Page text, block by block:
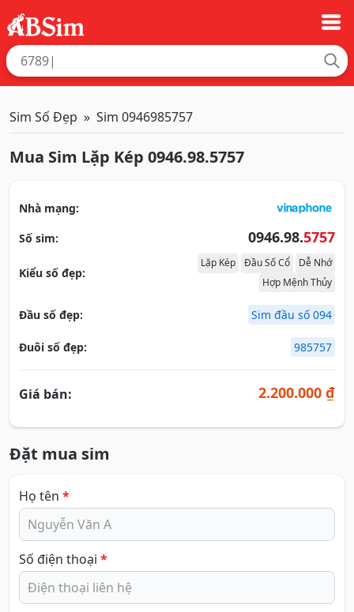
Sim Số Đẹp Sim 0946985757
Mua Sim Lặp Kép 0946.98.5757
Nhà mạng:
Số sim:
0946.98.5757
Kiểu số đẹp:
Lặp Kép Đầu Số Cổ
Dễ Nhớ
Hợp Mệnh Thủy
Đầu số đẹp: Sim đầu số 094
Đuôi số đẹp: 985757
Giá bán: 2.200.000 ₫
Đặt mua sim
Họ tên *
Số điện thoại *